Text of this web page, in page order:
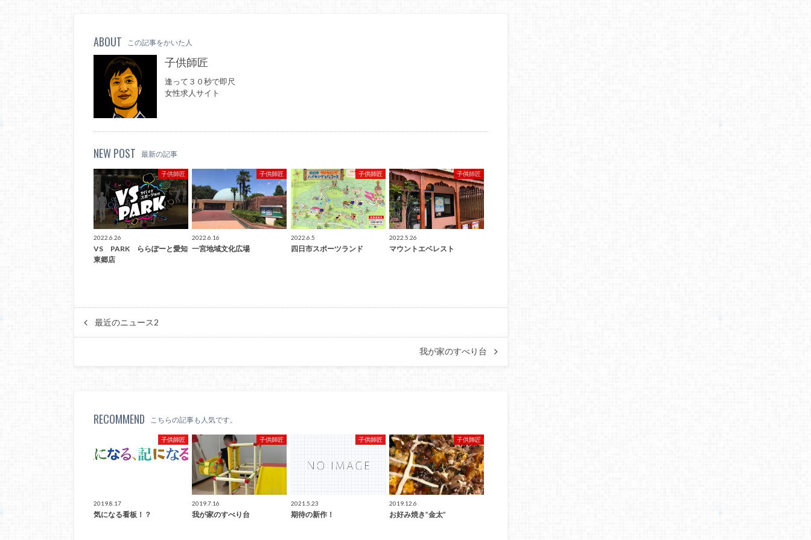
ABOUT この記事をかいた人
子供師匠
逢って３０秒で即尺
女性求人サイト
NEW POST 最新の記事
子供師匠
2022.6.26
VS PARK ららぽーと愛知
東郷店
子供師匠
2022.6.16
一宮地域文化広場
子供師匠
2022.6.5
四日市スポーツランド
子供師匠
2022.5.26
マウントエベレスト
最近のニュース2
我が家のすべり台
RECOMMEND こちらの記事も人気です。
子供師匠
2019.8.17
気になる看板！？
子供師匠
2019.7.16
我が家のすべり台
子供師匠
2021.5.23
期待の新作！
子供師匠
2019.12.6
お好み焼き”金太”